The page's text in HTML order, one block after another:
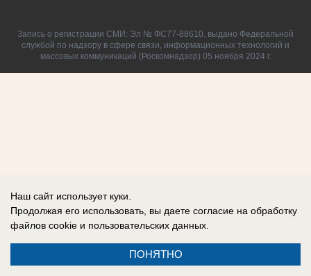
Запись о регистрации СМИ: Эл № ФС77-88610, выдано Федеральной
службой по надзору в сфере связи, информационных технологий и
массовых коммуникаций (Роскомнадзор) 05 ноября 2024 г.
Наш сайт использует куки.
Продолжая его использовать, вы даете согласие на обработку
файлов cookie и пользовательских данных.
ПОНЯТНО